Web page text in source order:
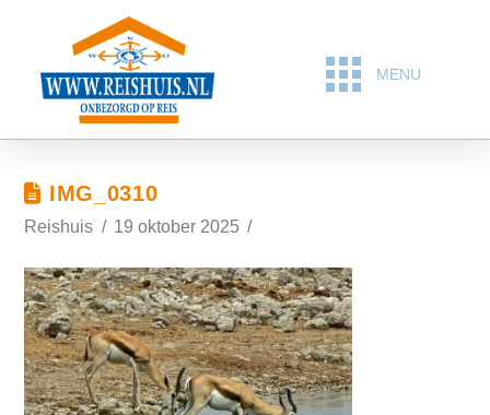
MENU
IMG_0310
Reishuis 19 oktober 2025